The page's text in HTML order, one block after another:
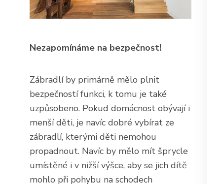
Nezapomínáme na bezpečnost!
Zábradlí by primárně mělo plnit
bezpečností funkci, k tomu je také
uzpůsobeno. Pokud domácnost obývají i
menší děti, je navíc dobré vybírat ze
zábradlí, kterými děti nemohou
propadnout. Navíc by mělo mít šprycle
umístěné i v nižší výšce, aby se jich dítě
mohlo při pohybu na schodech